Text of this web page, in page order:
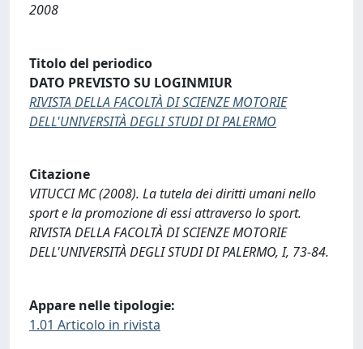
2008
Titolo del periodico
DATO PREVISTO SU LOGINMIUR
RIVISTA DELLA FACOLTÀ DI SCIENZE MOTORIE
DELL'UNIVERSITÀ DEGLI STUDI DI PALERMO
Citazione
VITUCCI MC (2008). La tutela dei diritti umani nello
sport e la promozione di essi attraverso lo sport.
RIVISTA DELLA FACOLTÀ DI SCIENZE MOTORIE
DELL'UNIVERSITÀ DEGLI STUDI DI PALERMO, I, 73-84.
Appare nelle tipologie:
1.01 Articolo in rivista